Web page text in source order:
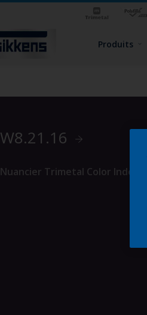
Produits
W8.21.16
Nuancier Trimetal Color Index 2